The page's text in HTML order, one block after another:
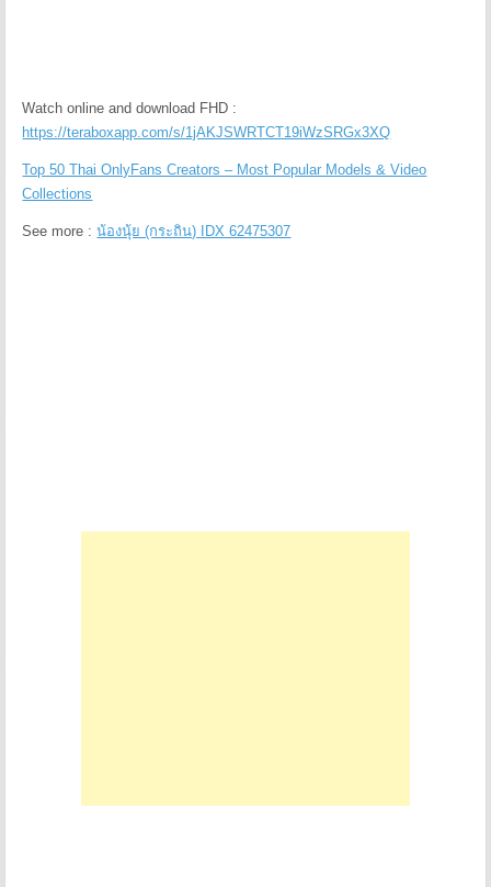
Watch online and download FHD :
https://teraboxapp.com/s/1jAKJSWRTCT19iWzSRGx3XQ
Top 50 Thai OnlyFans Creators – Most Popular Models & Video
Collections
See more :น้องนุ้ย (กระถิน) IDX 62475307